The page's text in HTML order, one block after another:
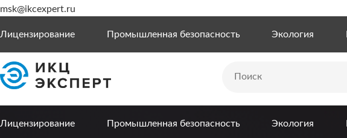
msk@ikcexpert.ru
Лицензирование Промышленная безопасность Экология
Лицензирование Промышленная безопасность Экология